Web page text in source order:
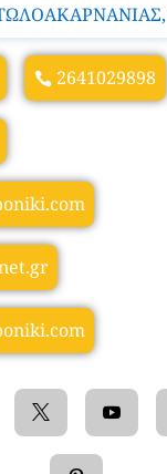
2641029898